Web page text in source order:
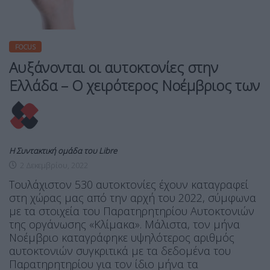
FOCUS
Αυξάνονται οι αυτοκτονίες στην
Ελλάδα – Ο χειρότερος Νοέμβριος των
Η Συντακτική ομάδα του Libre
Τουλάχιστον 530 αυτοκτονίες έχουν καταγραφεί
στη χώρας μας από την αρχή του 2022, σύμφωνα
με τα στοιχεία του Παρατηρητηρίου Αυτοκτονιών
της οργάνωσης «Κλίμακα». Μάλιστα, τον μήνα
Νοέμβριο καταγράφηκε υψηλότερος αριθμός
αυτοκτονιών συγκριτικά με τα δεδομένα του
Παρατηρητηρίου για τον ίδιο μήνα τα